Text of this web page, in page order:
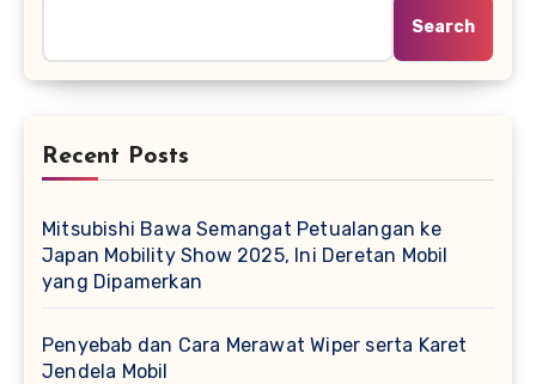
Search
Recent Posts
Mitsubishi Bawa Semangat Petualangan ke
Japan Mobility Show 2025, Ini Deretan Mobil
yang Dipamerkan
Penyebab dan Cara Merawat Wiper serta Karet
Jendela Mobil